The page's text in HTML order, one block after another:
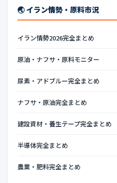
🌏 イラン情勢・原料市況
イラン情勢2026完全まとめ
原油・ナフサ・原料モニター
尿素・アドブルー完全まとめ
ナフサ・原油完全まとめ
建設資材・養生テープ完全まとめ
半導体完全まとめ
農業・肥料完全まとめ